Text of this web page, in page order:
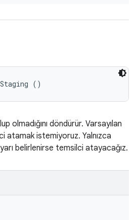
()
olmadığını döndürür. Varsayılan
atamak istemiyoruz. Yalnızca
belirlenirse temsilci atayacağız.